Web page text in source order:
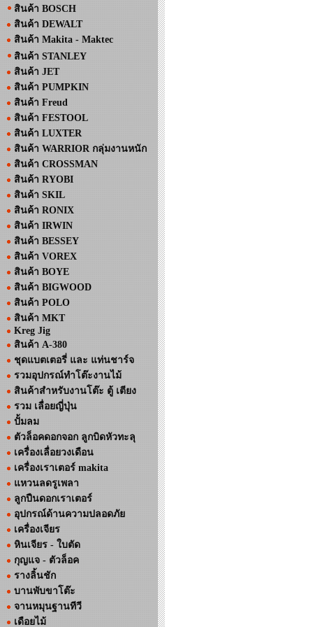
สินค้า BOSCH
สินค้า DEWALT
สินค้า Makita - Maktec
สินค้า STANLEY
สินค้า JET
สินค้า PUMPKIN
สินค้า Freud
สินค้า FESTOOL
สินค้า LUXTER
สินค้า WARRIOR กลุ่มงานหนัก
สินค้า CROSSMAN
สินค้า RYOBI
สินค้า SKIL
สินค้า RONIX
สินค้า IRWIN
สินค้า BESSEY
สินค้า VOREX
สินค้า BOYE
สินค้า BIGWOOD
สินค้า POLO
สินค้า MKT
Kreg Jig
สินค้า A-380
ชุดแบตเตอรี่ และ แท่นชาร์จ
รวมอุปกรณ์ทำโต๊ะงานไม้
สินค้าสำหรับงานโต๊ะ ตู้ เตียง
รวม เลื่อยญี่ปุ่น
ปั้มลม
ตัวล็อคดอกจอก ลูกบิดหัวทะลุ
เครื่องเลื่อยวงเดือน
เครื่องเราเตอร์ makita
แหวนลดรูเพลา
ลูกปืนดอกเราเตอร์
อุปกรณ์ด้านความปลอดภัย
เครื่องเจียร
หินเจียร - ใบตัด
กุญแจ - ตัวล็อค
รางลิ้นชัก
บานพับขาโต๊ะ
จานหมุนฐานทีวี
เดือยไม้